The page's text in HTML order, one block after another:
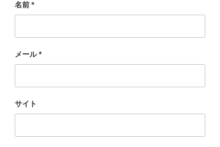
名前 *
メール*
サイト